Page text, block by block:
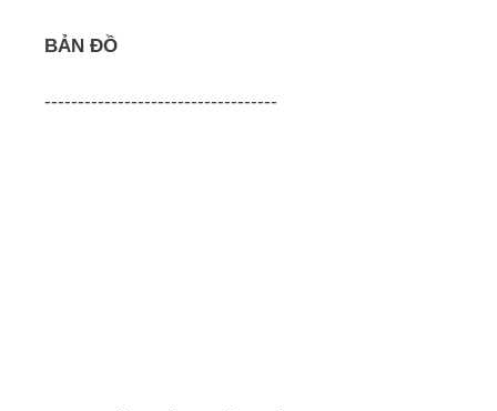
BẢN ĐỒ
-----------------------------------